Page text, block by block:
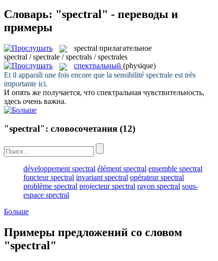
Словарь: "spectral" - переводы и
примеры
spectral прилагательное
spectral / spectrale / spectrals / spectrales
спектральный (physique)
Et il apparaît une fois encore que la sensibilité spectrale est très
importante ici.
И опять же получается, что спектральная чувствительность,
здесь очень важна.
"spectral": словосочетания (12)
développement spectral élément spectral ensemble spectral
foncteur spectral invariant spectral opérateur spectral
problème spectral projecteur spectral rayon spectral sous-
espace spectral
Больше
Примеры предложений со словом
"spectral"